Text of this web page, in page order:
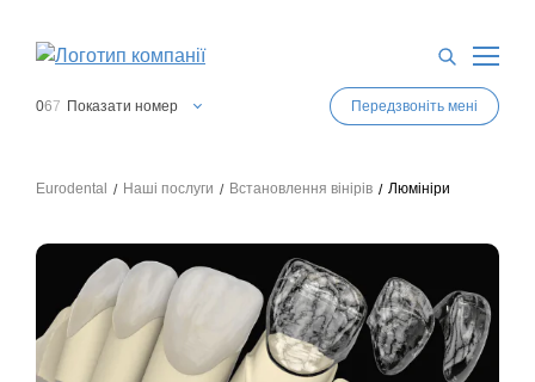
067 Показати номер Передзвоніть мені
Eurodental Наші послуги Встановлення вінірів Люмініри